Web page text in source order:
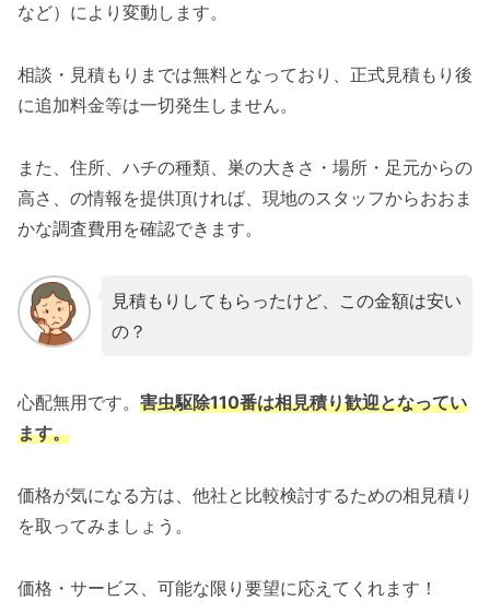
など）により変動します。
相談・見積もりまでは無料となっており、正式見積もり後
に追加料金等は一切発生しません。
また、住所、ハチの種類、巣の大きさ・場所・足元からの
高さ、の情報を提供頂ければ、現地のスタッフからおおま
かな調査費用を確認できます。
見積もりしてもらったけど、この金額は安い
の？
心配無用です。 害虫駆除110番は相見積り歓迎となってい
ます。
価格が気になる方は、他社と比較検討するための相見積り
を取ってみましょう。
価格・サービス、可能な限り要望に応えてくれます！